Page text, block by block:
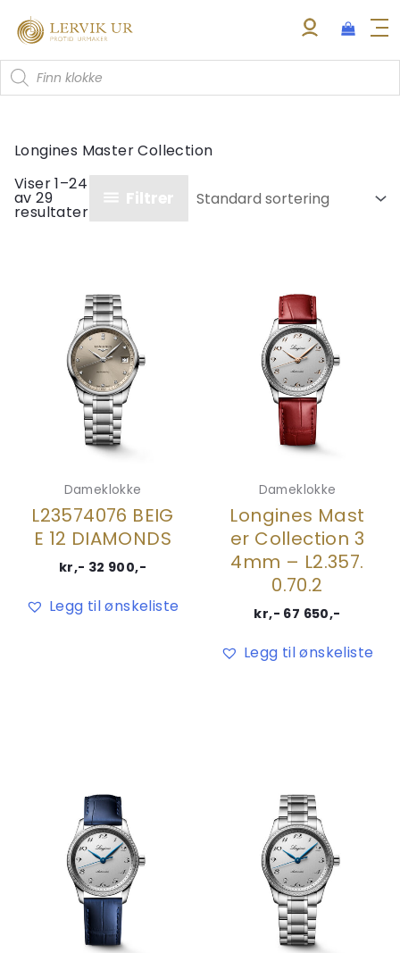
rett
innholdet
Products
search
Longines Master Collection
Viser 1–24
av 29
resultater
Filtrer
Dameklokke
L23574076 BEIG
E 12 DIAMONDS
kr,- 32 900,-
Legg til ønskeliste
Dameklokke
Longines Mast
er Collection 3
4mm – L2.357.
0.70.2
kr,- 67 650,-
Legg til ønskeliste